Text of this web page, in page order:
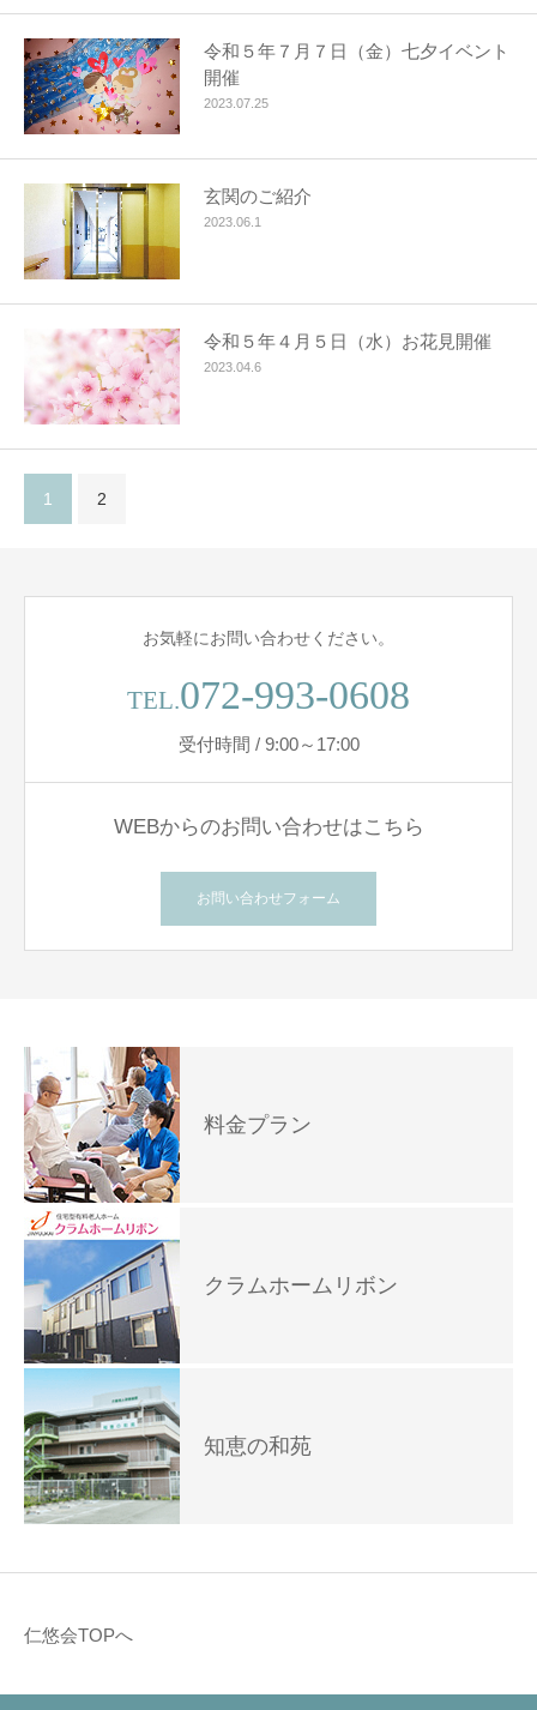
令和５年７月７日（金）七夕イベント
開催
2023.07.25
玄関のご紹介
2023.06.1
令和５年４月５日（水）お花見開催
2023.04.6
1 2
お気軽にお問い合わせください。
TEL.072-993-0608
受付時間 / 9:00～17:00
WEBからのお問い合わせはこちら
お問い合わせフォーム
料金プラン
クラムホームリボン
知恵の和苑
仁悠会TOPへ